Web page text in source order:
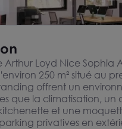
Loyd Nice Sophia
250 m² situé au
offrent un
que la climatisation,
et une
privatives en